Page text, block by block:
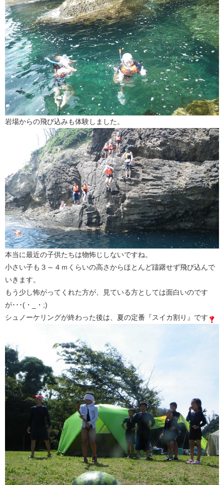
岩場からの飛び込みも体験しました。
本当に最近の子供たちは物怖じしないですね。
小さい子も３～４ｍくらいの高さからほとんど躊躇せず飛び込んで
いきます。
もう少し怖がってくれた方が、見ている方としては面白いのです
が･･･(・_・;)
シュノーケリングが終わった後は、夏の定番『スイカ割り』です